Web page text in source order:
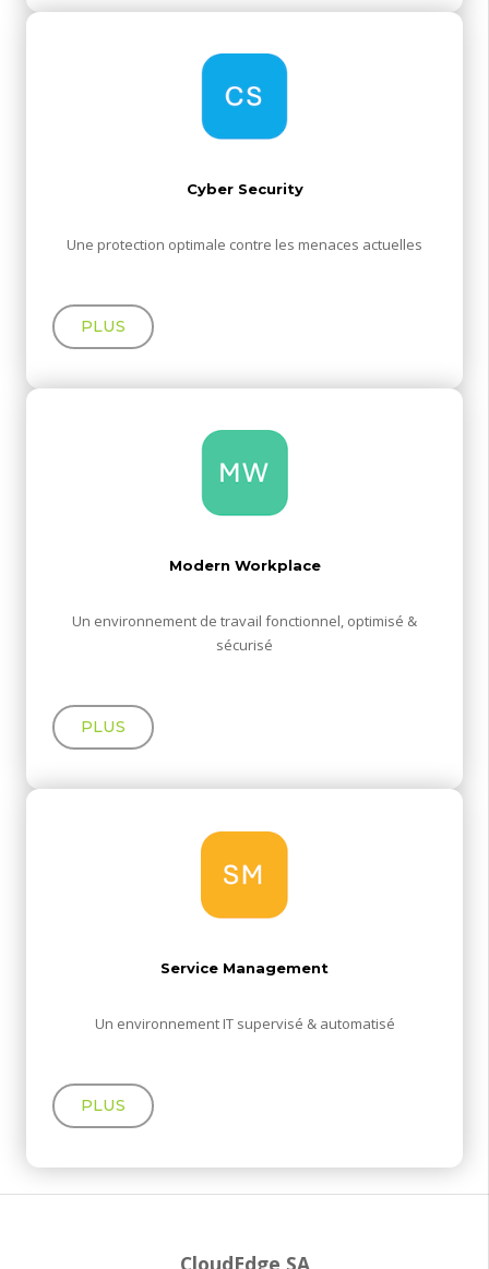
Cyber Security
Une protection optimale contre les menaces actuelles
PLUS
Modern Workplace
Un environnement de travail fonctionnel, optimisé &
sécurisé
PLUS
Service Management
Un environnement IT supervisé & automatisé
PLUS
CloudEdge SA